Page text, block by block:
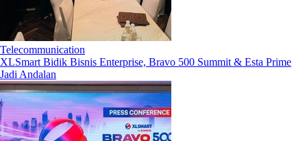
Telecommunication
XLSmart Bidik Bisnis Enterprise, Bravo 500 Summit & Esta Prime
Jadi Andalan